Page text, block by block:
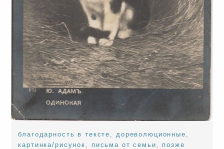
благодарность в тексте дореволюционные
картинка/рисунок
письма от семьи
позже